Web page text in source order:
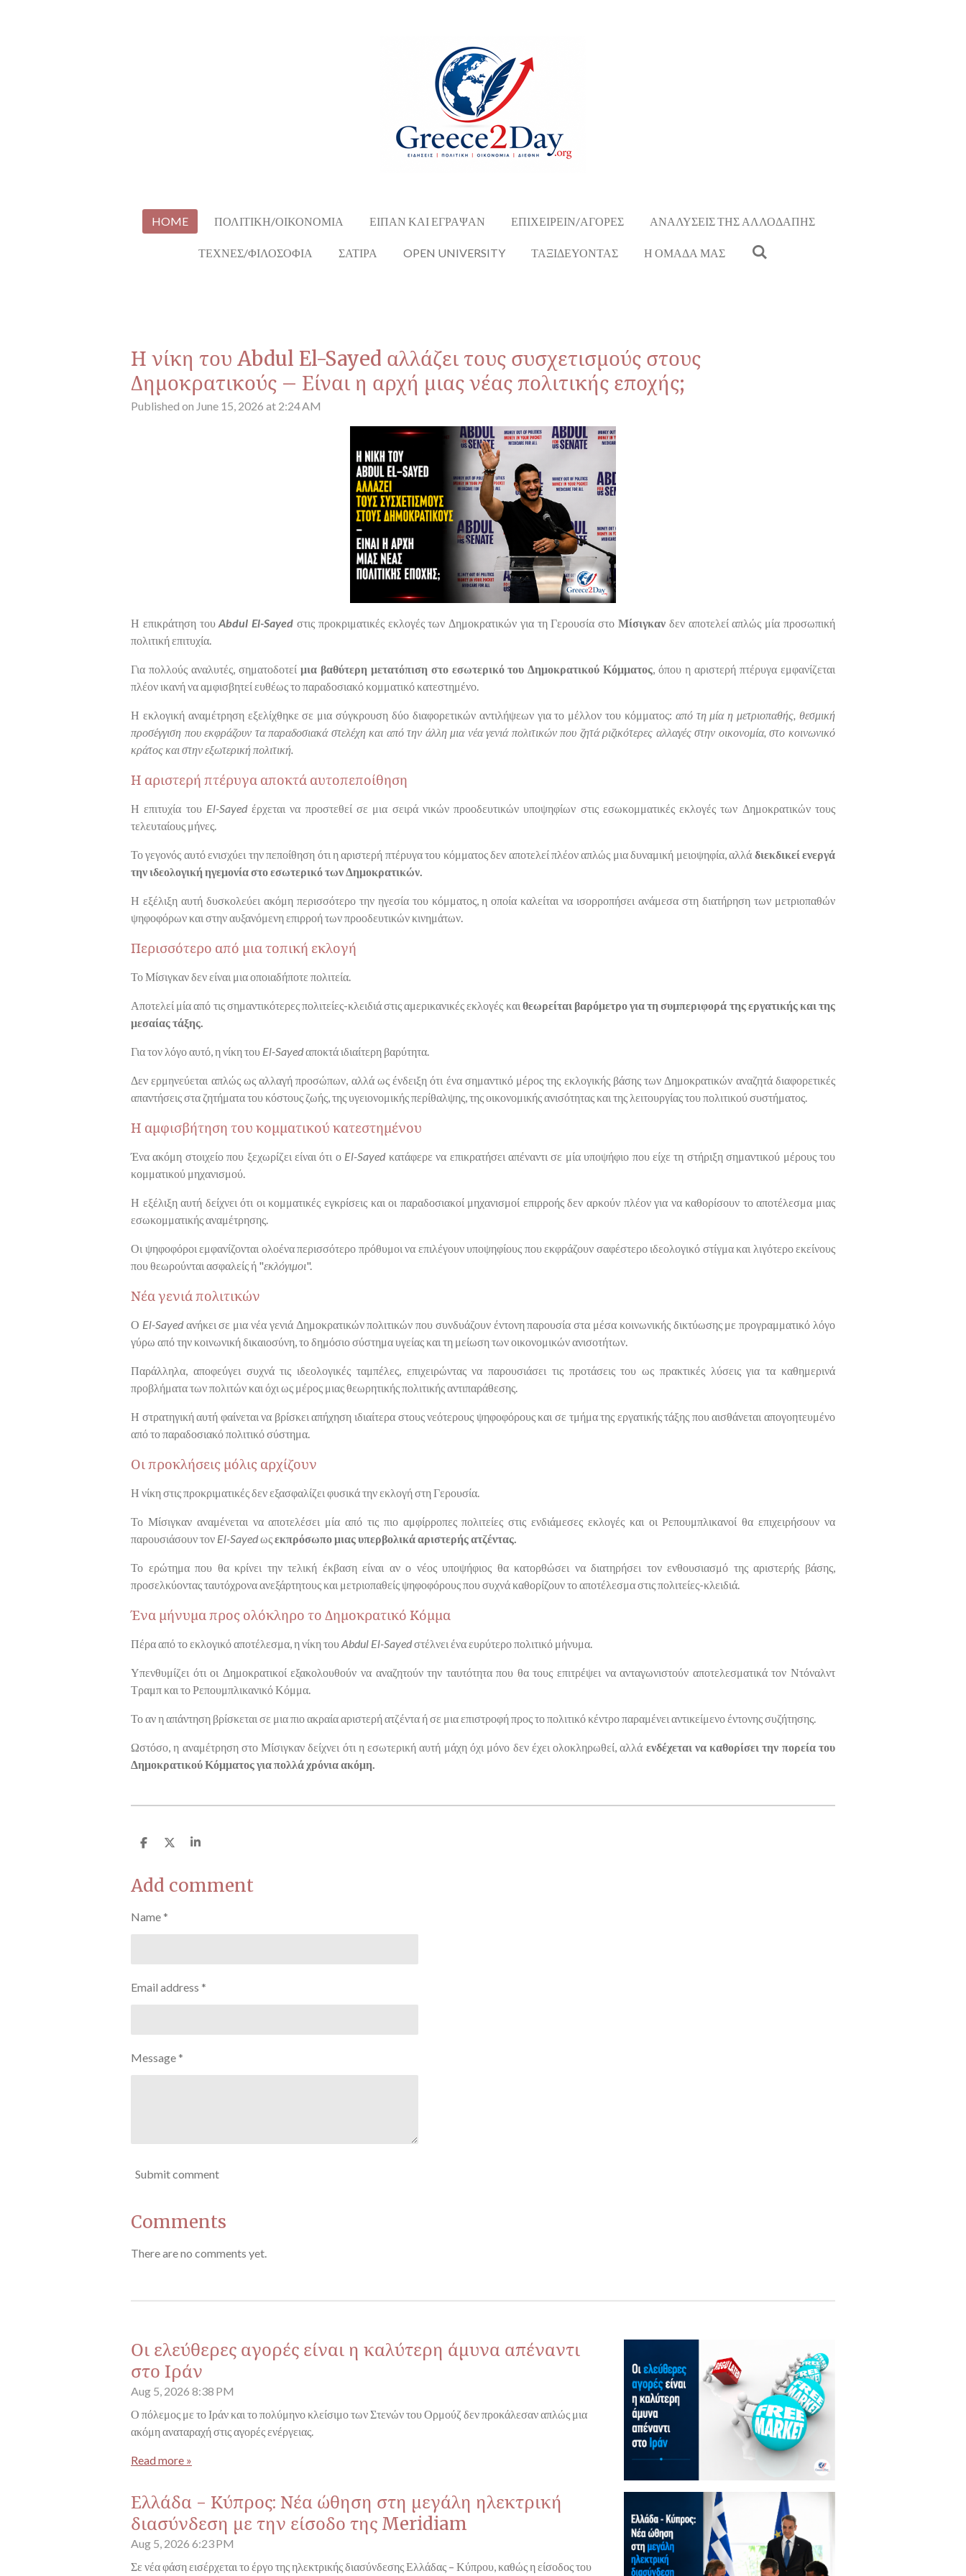
HOME ΠΟΛΙΤΙΚΗ/ΟΙΚΟΝΟΜΙΑ ΕΙΠΑΝ ΚΑΙ ΕΓΡΑΨΑΝ ΕΠΙΧΕΙΡΕΙΝ/ΑΓΟΡΕΣ ΑΝΑΛΥΣΕΙΣ ΤΗΣ ΑΛΛΟΔΑΠΗΣ
ΤΕΧΝΕΣ/ΦΙΛΟΣΟΦΙΑ ΣΑΤΙΡΑ OPEN UNIVERSITY ΤΑΞΙΔΕΥΟΝΤΑΣ Η ΟΜΑΔΑ ΜΑΣ
Η νίκη του Abdul El-Sayed αλλάζει τους συσχετισμούς στους
Δημοκρατικούς – Είναι η αρχή μιας νέας πολιτικής εποχής;
Published on June 15, 2026 at 2:24 AM
Η επικράτηση τουAbdul El-Sayed στις προκριματικές εκλογές των Δημοκρατικών για τη Γερουσία στοΜίσιγκαν δεν αποτελεί απλώς μία προσωπική
πολιτική επιτυχία.
Για πολλούς αναλυτές, σηματοδοτεί μια βαθύτερη μετατόπιση στο εσωτερικό του Δημοκρατικού Κόμματος, όπου η αριστερή πτέρυγα εμφανίζεται
πλέον ικανή να αμφισβητεί ευθέως το παραδοσιακό κομματικό κατεστημένο.
Η εκλογική αναμέτρηση εξελίχθηκε σε μια σύγκρουση δύο διαφορετικών αντιλήψεων για το μέλλον του κόμματος: από τη μία η μετριοπαθής, θεσμική
προσέγγιση που εκφράζουν τα παραδοσιακά στελέχη και από την άλλη μια νέα γενιά πολιτικών που ζητά ριζικότερες αλλαγές στην οικονομία, στο κοινωνικό
κράτος και στην εξωτερική πολιτική.
Η αριστερή πτέρυγα αποκτά αυτοπεποίθηση
Η επιτυχία του El-Sayedέρχεται να προστεθεί σε μια σειρά νικών προοδευτικών υποψηφίων στις εσωκομματικές εκλογές των Δημοκρατικών τους
τελευταίους μήνες.
Το γεγονός αυτό ενισχύει την πεποίθηση ότι η αριστερή πτέρυγα του κόμματος δεν αποτελεί πλέον απλώς μια δυναμική μειοψηφία, αλλά διεκδικεί ενεργά
την ιδεολογική ηγεμονία στο εσωτερικό των Δημοκρατικών.
Η εξέλιξη αυτή δυσκολεύει ακόμη περισσότερο την ηγεσία του κόμματος, η οποία καλείται να ισορροπήσει ανάμεσα στη διατήρηση των μετριοπαθών
ψηφοφόρων και στην αυξανόμενη επιρροή των προοδευτικών κινημάτων.
Περισσότερο από μια τοπική εκλογή
Το Μίσιγκαν δεν είναι μια οποιαδήποτε πολιτεία.
Αποτελεί μία από τις σημαντικότερες πολιτείες-κλειδιά στις αμερικανικές εκλογές και θεωρείται βαρόμετρο για τη συμπεριφορά της εργατικής και της
μεσαίας τάξης.
Για τον λόγο αυτό, η νίκη του El-Sayedαποκτά ιδιαίτερη βαρύτητα.
Δεν ερμηνεύεται απλώς ως αλλαγή προσώπων, αλλά ως ένδειξη ότι ένα σημαντικό μέρος της εκλογικής βάσης των Δημοκρατικών αναζητά διαφορετικές
απαντήσεις στα ζητήματα του κόστους ζωής, της υγειονομικής περίθαλψης, της οικονομικής ανισότητας και της λειτουργίας του πολιτικού συστήματος.
Η αμφισβήτηση του κομματικού κατεστημένου
Ένα ακόμη στοιχείο που ξεχωρίζει είναι ότι ο El-Sayed κατάφερε να επικρατήσει απέναντι σε μία υποψήφιο που είχε τη στήριξη σημαντικού μέρους του
κομματικού μηχανισμού.
Η εξέλιξη αυτή δείχνει ότι οι κομματικές εγκρίσεις και οι παραδοσιακοί μηχανισμοί επιρροής δεν αρκούν πλέον για να καθορίσουν το αποτέλεσμα μιας
εσωκομματικής αναμέτρησης.
Οι ψηφοφόροι εμφανίζονται ολοένα περισσότερο πρόθυμοι να επιλέγουν υποψηφίους που εκφράζουν σαφέστερο ιδεολογικό στίγμα και λιγότερο εκείνους
που θεωρούνται ασφαλείς ή "εκλόγιμοι".
Νέα γενιά πολιτικών
Ο El-Sayedανήκει σε μια νέα γενιά Δημοκρατικών πολιτικών που συνδυάζουν έντονη παρουσία στα μέσα κοινωνικής δικτύωσης με προγραμματικό λόγο
γύρω από την κοινωνική δικαιοσύνη, το δημόσιο σύστημα υγείας και τη μείωση των οικονομικών ανισοτήτων.
Παράλληλα, αποφεύγει συχνά τις ιδεολογικές ταμπέλες, επιχειρώντας να παρουσιάσει τις προτάσεις του ως πρακτικές λύσεις για τα καθημερινά
προβλήματα των πολιτών και όχι ως μέρος μιας θεωρητικής πολιτικής αντιπαράθεσης.
Η στρατηγική αυτή φαίνεται να βρίσκει απήχηση ιδιαίτερα στους νεότερους ψηφοφόρους και σε τμήμα της εργατικής τάξης που αισθάνεται απογοητευμένο
από το παραδοσιακό πολιτικό σύστημα.
Οι προκλήσεις μόλις αρχίζουν
Η νίκη στις προκριματικές δεν εξασφαλίζει φυσικά την εκλογή στη Γερουσία.
Το Μίσιγκαν αναμένεται να αποτελέσει μία από τις πιο αμφίρροπες πολιτείες στις ενδιάμεσες εκλογές και οι Ρεπουμπλικανοί θα επιχειρήσουν να
παρουσιάσουν τον El-Sayedωςεκπρόσωπο μιας υπερβολικά αριστερής ατζέντας.
Το ερώτημα που θα κρίνει την τελική έκβαση είναι αν ο νέος υποψήφιος θα κατορθώσει να διατηρήσει τον ενθουσιασμό της αριστερής βάσης,
προσελκύοντας ταυτόχρονα ανεξάρτητους και μετριοπαθείς ψηφοφόρους που συχνά καθορίζουν το αποτέλεσμα στις πολιτείες-κλειδιά.
Ένα μήνυμα προς ολόκληρο το Δημοκρατικό Κόμμα
Πέρα από το εκλογικό αποτέλεσμα, η νίκη τουAbdul El-Sayedστέλνει ένα ευρύτερο πολιτικό μήνυμα.
Υπενθυμίζει ότι οι Δημοκρατικοί εξακολουθούν να αναζητούν την ταυτότητα που θα τους επιτρέψει να ανταγωνιστούν αποτελεσματικά τον Ντόναλντ
Τραμπ και το Ρεπουμπλικανικό Κόμμα.
Το αν η απάντηση βρίσκεται σε μια πιο ακραία αριστερή ατζέντα ή σε μια επιστροφή προς το πολιτικό κέντρο παραμένει αντικείμενο έντονης συζήτησης.
Ωστόσο, η αναμέτρηση στο Μίσιγκαν δείχνει ότι η εσωτερική αυτή μάχη όχι μόνο δεν έχει ολοκληρωθεί, αλλά ενδέχεται να καθορίσει την πορεία του
Δημοκρατικού Κόμματος για πολλά χρόνια ακόμη.
S
r
e
S
r
e
S
r
e
Add comment
Name *
Email address *
Message *
Submit comment
Comments
There are no comments yet.
Οι ελεύθερες αγορές είναι η καλύτερη άμυνα απέναντι
στο Ιράν
Aug 5, 2026 8:38 PM
Ο πόλεμος με το Ιράν και το πολύμηνο κλείσιμο των Στενών του Ορμούζ δεν προκάλεσαν απλώς μια
ακόμη αναταραχή στις αγορές ενέργειας.
Read more »
Ελλάδα - Κύπρος: Νέα ώθηση στη μεγάλη ηλεκτρική
διασύνδεση με την είσοδο της Meridiam
Aug 5, 2026 6:23 PM
Σε νέα φάση εισέρχεται το έργο της ηλεκτρικής διασύνδεσης Ελλάδας – Κύπρου, καθώς η είσοδος του